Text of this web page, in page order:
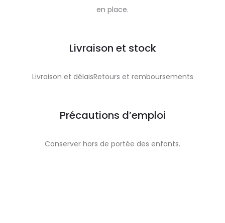
en place.
Livraison et stock
Livraison et délaisRetours et remboursements
Précautions d’emploi
Conserver hors de portée des enfants.